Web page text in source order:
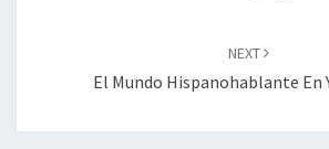
NEXT
El Mundo Hispanohablante En